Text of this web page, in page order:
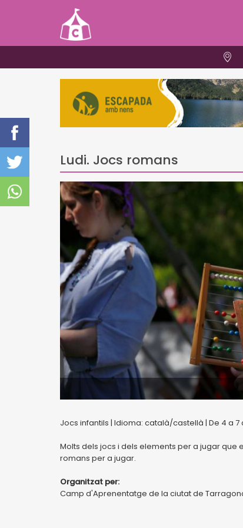
Ludi. Jocs romans
Jocs infantils | Idioma: català/castellà | De 4 a 7
Molts dels jocs i dels elements per a jugar que
romans per a jugar.
Organitzat per:
Camp d'Aprenentatge de la ciutat de